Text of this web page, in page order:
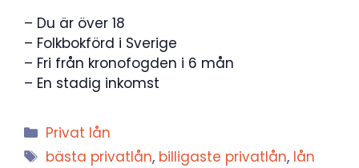
– Du är över 18
– Folkbokförd i Sverige
– Fri från kronofogden i 6 mån
– En stadig inkomst
Kategorier
Privat lån
Etiketter
bästa privatlån, billigaste privatlån, lån